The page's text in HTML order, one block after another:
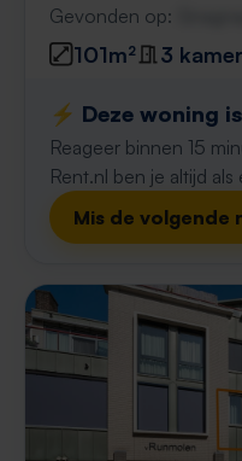
Gevonden op:
101m² 3
⚡️ Deze woning
Reageer binnen 15
Rent.nl ben je altijd als
Mis de volgende